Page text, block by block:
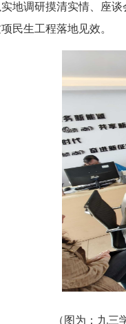
地调研摸清实情、座
民生工程落地见效。
（图为：九